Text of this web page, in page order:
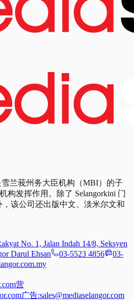
雪兰莪州务大臣机构（MBI）的子
构发挥作用。除了 Selangorkini 门
，该公司还出版中文、淡米尔文和
No. 1, Jalan Indah 14/8, Seksyen
Darul Ehsan
03-5523 4856
03-
营
广告:sales@mediaselangor.com